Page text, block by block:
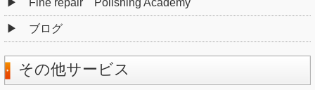
ブログ
その他サービス